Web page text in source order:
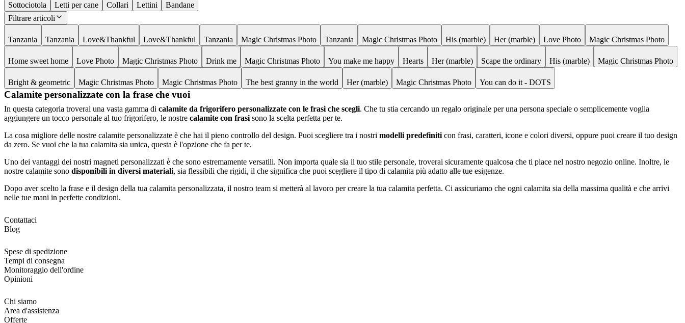
Sottociotola
Letti per cane Collari Lettini
Bandane
Filtrare articoli
Tanzania Tanzania Love&Thankful Love&Thankful Tanzania Magic Christmas Photo Tanzania Magic Christmas Photo His (marble) Her (marble) Love Photo Magic Christmas Photo
Home sweet home Love Photo Magic Christmas Photo Drink me Magic Christmas Photo You make me happy Hearts Her (marble) Scape the ordinary His (marble) Magic Christmas Photo
Bright & geometric Magic Christmas Photo Magic Christmas Photo The best granny in the world Her (marble) Magic Christmas Photo You can do it - DOTS
Calamite personalizzate con la frase che vuoi
In questa categoria troverai una vasta gamma di calamite da frigorifero personalizzate con le frasi che scegli. Che tu stia cercando un regalo originale per una persona speciale o semplicemente voglia
aggiungere un tocco personale al tuo frigorifero, le nostre calamite con frasi sono la scelta perfetta per te.
La cosa migliore delle nostre calamite personalizzate è che hai il pieno controllo del design. Puoi scegliere tra i nostri modelli predefiniti con frasi, caratteri, icone e colori diversi, oppure puoi creare il tuo design
da zero. Se vuoi che la tua calamita sia unica, questa è l'opzione che fa per te.
Uno dei vantaggi dei nostri magneti personalizzati è che sono estremamente versatili. Non importa quale sia il tuo stile personale, troverai sicuramente qualcosa che ti piace nel nostro negozio online. Inoltre, le
nostre calamite sono disponibili in diversi materiali, sia flessibili che rigidi, il che significa che puoi scegliere il tipo di calamita più adatto alle tue esigenze.
Dopo aver scelto la frase e il design della tua calamita personalizzata, il nostro team si metterà al lavoro per creare la tua calamita perfetta. Ci assicuriamo che ogni calamita sia della massima qualità e che arrivi
nelle tue mani in perfette condizioni.
Contattaci
Blog
Spese di spedizione
Tempi di consegna
Monitoraggio dell'ordine
Opinioni
Chi siamo
Area d'assistenza
Offerte